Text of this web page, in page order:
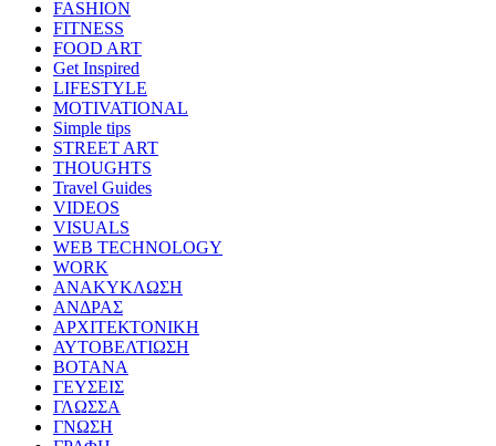
FASHION
FITNESS
FOOD ART
Get Inspired
LIFESTYLE
MOTIVATIONAL
Simple tips
STREET ART
THOUGHTS
Travel Guides
VIDEOS
VISUALS
WEB TECHNOLOGY
WORK
ΑΝΑΚΥΚΛΩΣΗ
ΑΝΔΡΑΣ
ΑΡΧΙΤΕΚΤΟΝΙΚΗ
ΑΥΤΟΒΕΛΤΙΩΣΗ
ΒΟΤΑΝΑ
ΓΕΥΣΕΙΣ
ΓΛΩΣΣΑ
ΓΝΩΣΗ